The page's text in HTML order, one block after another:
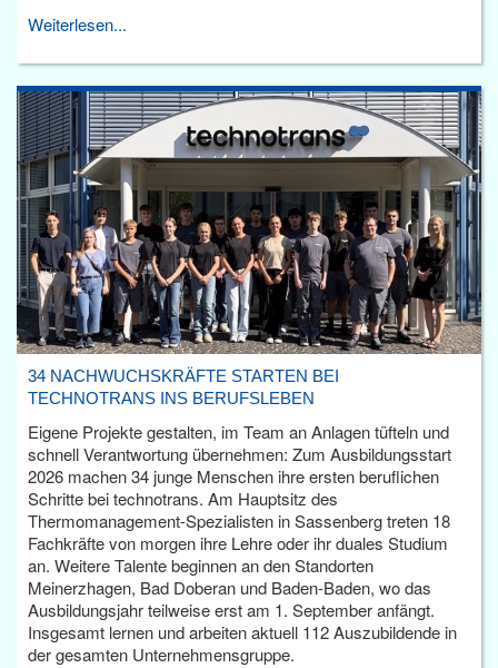
Weiterlesen...
34 NACHWUCHSKRÄFTE STARTEN BEI
TECHNOTRANS INS BERUFSLEBEN
Eigene Projekte gestalten, im Team an Anlagen tüfteln und
schnell Verantwortung übernehmen: Zum Ausbildungsstart
2026 machen 34 junge Menschen ihre ersten beruflichen
Schritte bei technotrans. Am Hauptsitz des
Thermomanagement-Spezialisten in Sassenberg treten 18
Fachkräfte von morgen ihre Lehre oder ihr duales Studium
an. Weitere Talente beginnen an den Standorten
Meinerzhagen, Bad Doberan und Baden-Baden, wo das
Ausbildungsjahr teilweise erst am 1. September anfängt.
Insgesamt lernen und arbeiten aktuell 112 Auszubildende in
der gesamten Unternehmensgruppe.